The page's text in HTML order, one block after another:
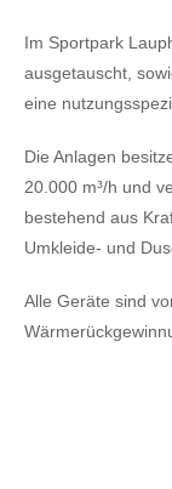
Im Sportpark
ausgetauscht,
eine
Die Anlagen
20.000 m³/h und
bestehend aus
Umkleide- und
Alle Geräte sind